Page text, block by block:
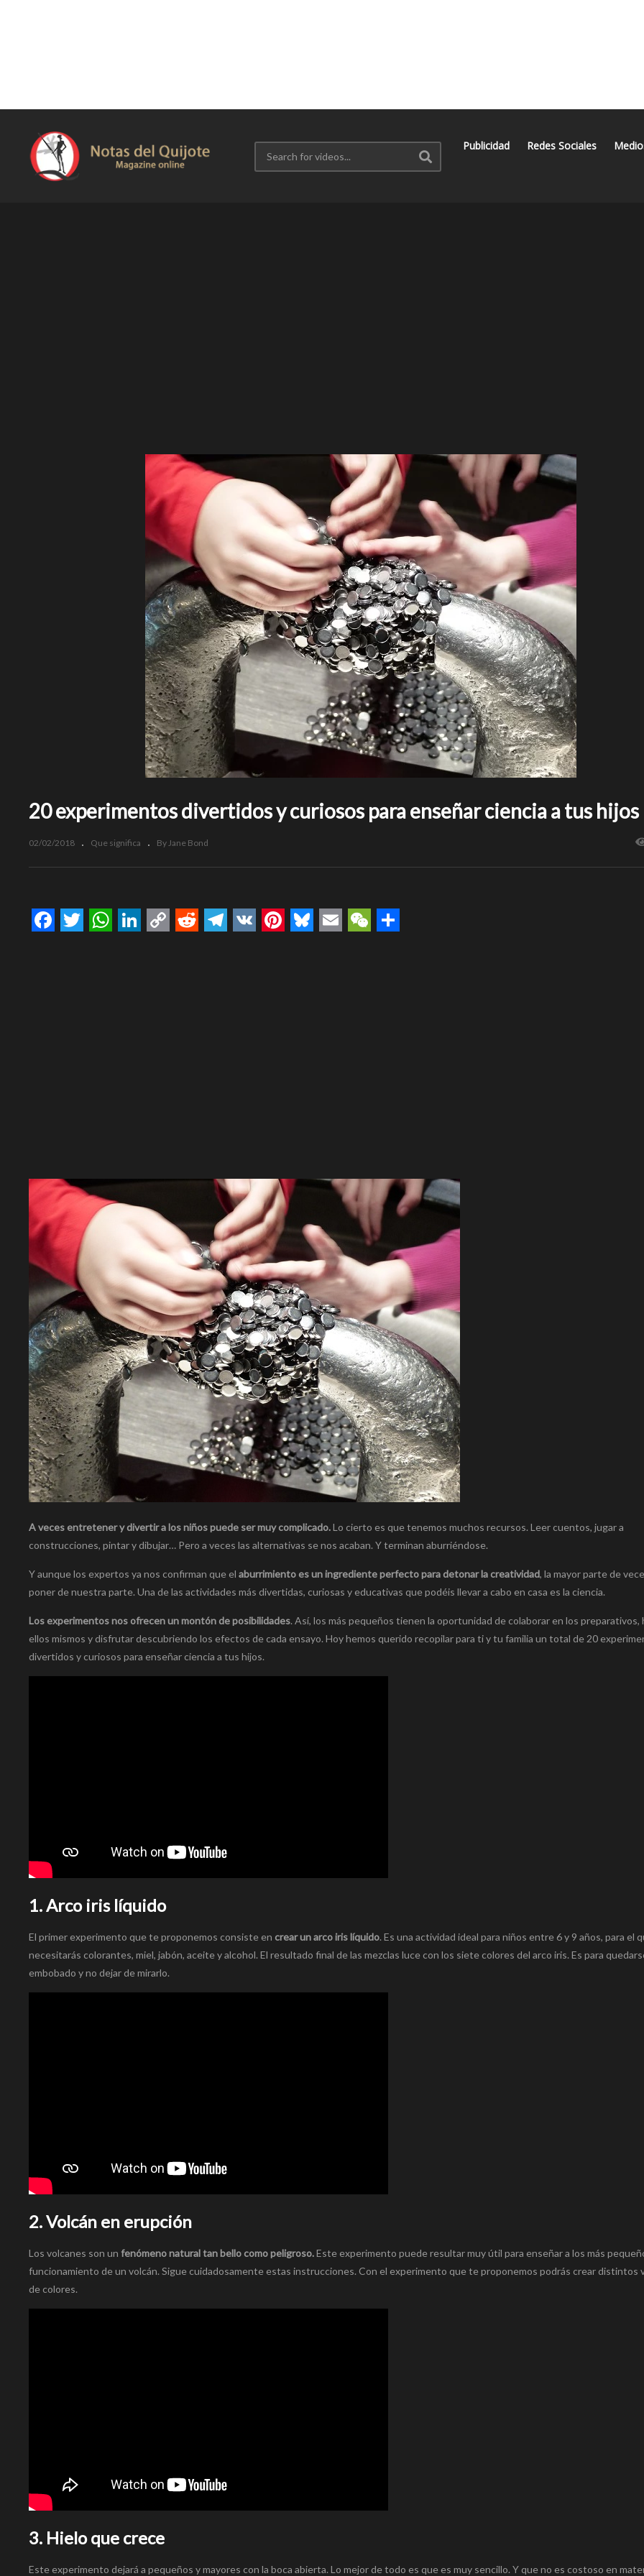
Publicidad Redes Sociales
20 experimentos divertidos y curiosos para enseñar ciencia a tus hijos
02/02/2018 Que significa By Jane Bond
A veces entretener y divertir a los niños puede ser muy complicado.Lo cierto es que tenemos muchos recursos. Leer cuentos, jugar a
construcciones, pintar y dibujar… Pero a veces las alternativas se nos acaban. Y terminan aburriéndose.
Y aunque los expertos ya nos confirman que el aburrimiento es un ingrediente perfecto para detonar la creatividad, la mayor parte de
poner de nuestra parte. Una de las actividades más divertidas, curiosas y educativas que podéis llevar a cabo en casa es la ciencia.
Los experimentos nos ofrecen un montón de posibilidades. Así, los más pequeños tienen la oportunidad de colaborar en los preparativos,
ellos mismos y disfrutar descubriendo los efectos de cada ensayo. Hoy hemos querido recopilar para ti y tu familia un total de 20
divertidos y curiosos para enseñar ciencia a tus hijos.
1. Arco iris líquido
El primer experimento que te proponemos consiste en crear un arco iris líquido. Es una actividad ideal para niños entre 6 y 9 años, para el
necesitarás colorantes, miel, jabón, aceite y alcohol. El resultado final de las mezclas luce con los siete colores del arco iris. Es para
embobado y no dejar de mirarlo.
2. Volcán en erupción
Los volcanes son un fenómeno natural tan bello como peligroso.Este experimento puede resultar muy útil para enseñar a los más
funcionamiento de un volcán. Sigue cuidadosamente estas instrucciones. Con el experimento que te proponemos podrás crear distintos
de colores.
3. Hielo que crece
Este experimento dejará a pequeños y mayores con la boca abierta. Lo mejor de todo es que es muy sencillo. Y que no es costoso en